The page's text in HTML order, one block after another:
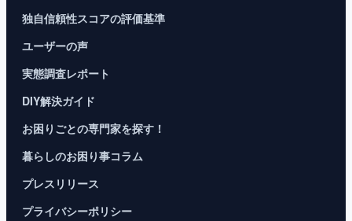
独自信頼性スコアの評価基準
ユーザーの声
実態調査レポート
DIY解決ガイド
お困りごとの専門家を探す！
暮らしのお困り事コラム
プレスリリース
プライバシーポリシー